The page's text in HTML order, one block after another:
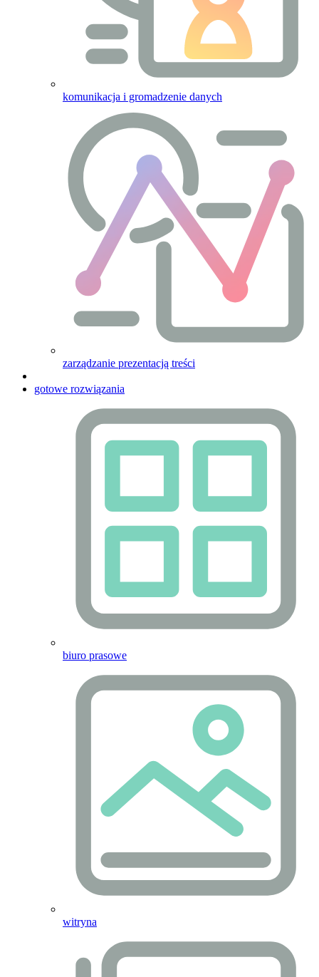
komunikacja i gromadzenie danych
zarządzanie prezentacją treści
gotowe rozwiązania
biuro prasowe
witryna